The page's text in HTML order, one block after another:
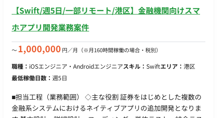
ィスに出社 〇⾮同期コミュニケーション：Slack 〇ストッ
ロジェクト管理：Notion 〇開発⽣産性改善：Findy Team+
〇グループウェア： GoogleWorkspace(Gmail,
GoogleCalendar, SpreadSheet） 〇モブプロ‧ペアプロ ■会
社・求人の魅力 〇新規プロダクトとなり、ライブラリ選定等
の技術選定に関われます 〇雇⽤形態に関わらず、設計‧実装‧
インの環境。開発‧スキルアップに注⼒できます 〇開発に必要
なソフトウェアライセンスの貸与制度を導⼊(Cursorなどの有料
【Swift/週5日/一部リモート/港区】金融機関向けスマ
ホアプリ開発業務案件
〜1,000,000 円／月 （※月160時間稼働の場合・税別）
職種： iOSエンジニア・Androidエンジニアスキル： Swiftエリア： 港区
最低稼働日数： 週5日
■担当工程（業務範囲） ◇主な役割 証券をはじめとした複数の
金融系システムにおけるネイティブアプリの追加開発となりま